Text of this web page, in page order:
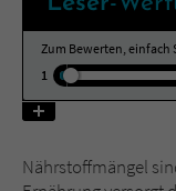
Zum Bewerten, einfach
1
Nährstoffmängel
Name
Anbieter